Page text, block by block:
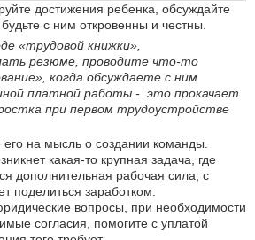
достижения ребенка, обсуждайте
с ним откровенны и честны.
«трудовой книжки»,
резюме, проводите что-то
когда обсуждаете с ним
платной работы - это прокачает
при первом трудоустройстве
его на мысль о создании команды.
какая-то крупная задача, где
дополнительная рабочая сила, с
поделиться заработком.
вопросы, при необходимости
согласия, помогите с уплатой